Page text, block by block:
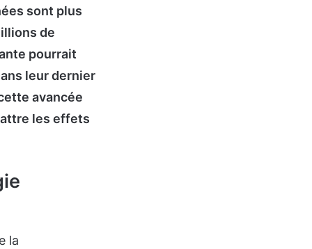
sont plus
de
pourrait
leur dernier
avancée
les effets
la